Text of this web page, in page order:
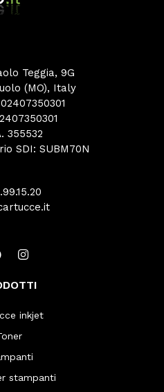
Teggia, 9G
(MO), Italy
355532
SDI: SUBM70N
inkjet
stampanti